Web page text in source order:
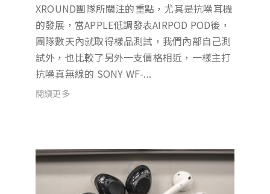
XROUND團隊所關注的重點，尤其是抗噪耳機
的發展，當APPLE低調發表AIRPOD POD後，
團隊數天內就取得樣品測試，我們內部自己測
試外，也比較了另外一支價格相近，一樣主打
抗噪真無線的 SONY WF-...
閱讀更多